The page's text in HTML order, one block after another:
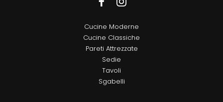
Cucine Moderne
Cucine Classiche
Pareti Attrezzate
Sedie
Tavoli
Sgabelli